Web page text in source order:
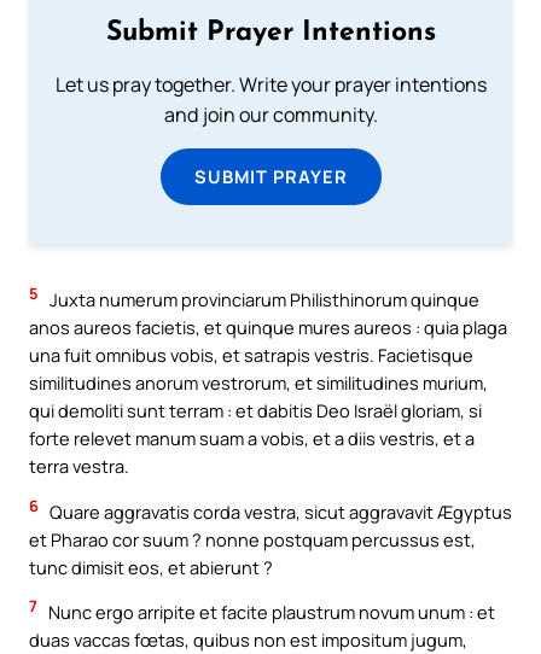
Submit Prayer Intentions
Let us pray together. Write your prayer intentions
and join our community.
SUBMIT PRAYER
5 Juxta numerum provinciarum Philisthinorum quinque
anos aureos facietis, et quinque mures aureos : quia plaga
una fuit omnibus vobis, et satrapis vestris. Facietisque
similitudines anorum vestrorum, et similitudines murium,
qui demoliti sunt terram : et dabitis Deo Israël gloriam, si
forte relevet manum suam a vobis, et a diis vestris, et a
terra vestra.
6 Quare aggravatis corda vestra, sicut aggravavit Ægyptus
et Pharao cor suum ? nonne postquam percussus est,
tunc dimisit eos, et abierunt ?
7 Nunc ergo arripite et facite plaustrum novum unum : et
duas vaccas fœtas, quibus non est impositum jugum,